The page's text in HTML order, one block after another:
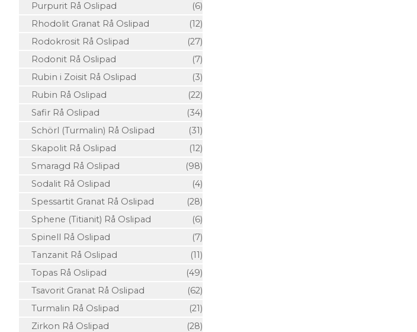
Purpurit Rå Oslipad
(6)
Rhodolit Granat Rå Oslipad
(12)
Rodokrosit Rå Oslipad
(27)
Rodonit Rå Oslipad
(7)
Rubin i Zoisit Rå Oslipad
(3)
Rubin Rå Oslipad
(22)
Safir Rå Oslipad
(34)
Schörl (Turmalin) Rå Oslipad
(31)
Skapolit Rå Oslipad
(12)
Smaragd Rå Oslipad
(98)
Sodalit Rå Oslipad
(4)
Spessartit Granat Rå Oslipad
(28)
Sphene (Titianit) Rå Oslipad
(6)
Spinell Rå Oslipad
(7)
Tanzanit Rå Oslipad
(11)
Topas Rå Oslipad
(49)
Tsavorit Granat Rå Oslipad
(62)
Turmalin Rå Oslipad
(21)
Zirkon Rå Oslipad
(28)